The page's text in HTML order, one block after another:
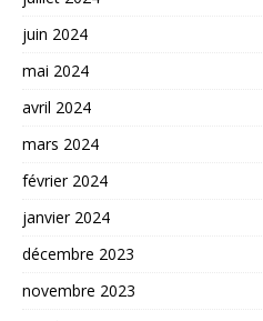
juin 2024
mai 2024
avril 2024
mars 2024
février 2024
janvier 2024
décembre 2023
novembre 2023